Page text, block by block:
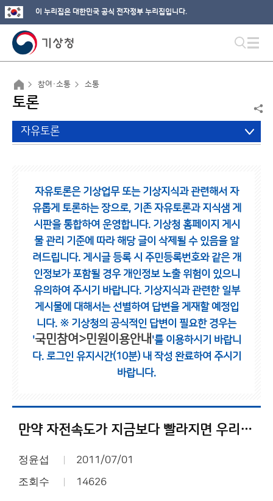
이 누리집은 대한민국 공식 전자정부 누리집입니다.
참여·소통 소통
토론
자유토론
자유토론은 기상업무 또는 기상지식과 관련해서 자
유롭게 토론하는 장으로, 기존 자유토론과 지식샘 게
시판을 통합하여 운영합니다. 기상청 홈페이지 게시
물 관리 기준에 따라 해당 글이 삭제될 수 있음을 알
려드립니다. 게시글 등록 시 주민등록번호와 같은 개
인정보가 포함될 경우 개인정보 노출 위험이 있으니
유의하여 주시기 바랍니다. 기상지식과 관련한 일부
게시물에 대해서는 선별하여 답변을 게재할 예정입
니다. ※ 기상청의 공식적인 답변이 필요한 경우는
'국민참여>민원이용안내 '를 이용하시기 바랍니
다. 로그인 유지시간(10분) 내 작성 완료하여 주시기
바랍니다.
만약 자전속도가 지금보다 빨라지면 우리나라 기후는 어떻게 변할까요?
정윤섭 2011/07/01
조회수 14626